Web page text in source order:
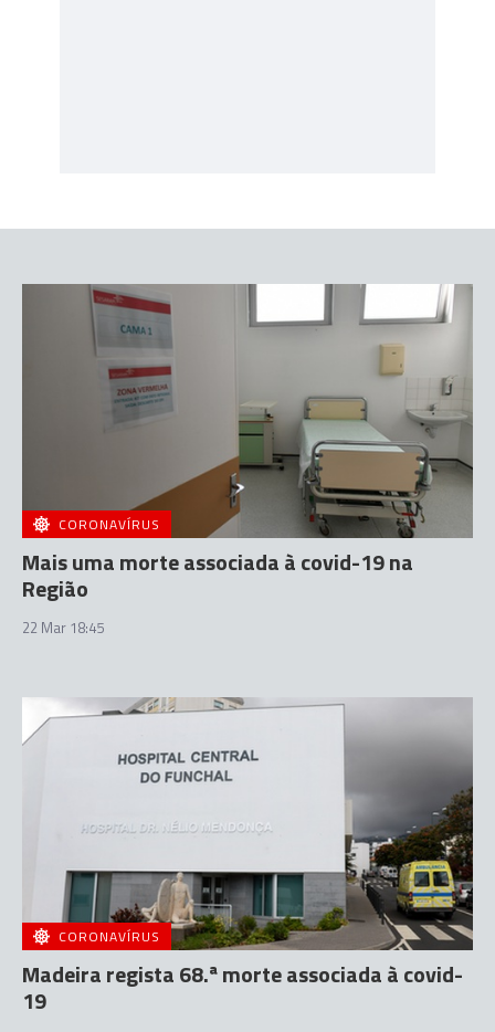
CORONAVÍRUS
Mais uma morte associada à covid-19 na
Região
22 Mar 18:45
CORONAVÍRUS
Madeira regista 68.ª morte associada à covid-
19